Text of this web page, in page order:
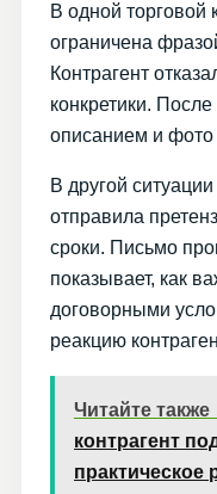
В одной торговой
ограничена
Контрагент
конкретики.
описанием и
В другой
отправила
сроки. Письмо
показывает, как
договорными
реакцию
Читайте также
контрагент
практическое